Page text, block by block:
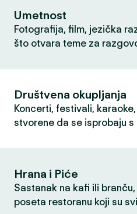
Umetnost
Fotografija, film, jezička
što otvara teme za
Društvena okupljanja
Koncerti, festivali,
stvorene da se isprobaju s
Hrana i Piće
Sastanak na kafi ili
poseta restoranu koji su